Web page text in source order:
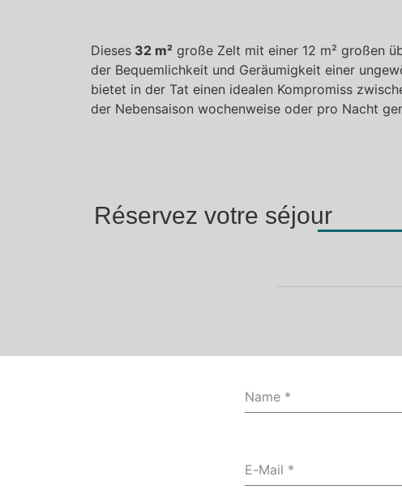
Dieses 32 m² große Zelt mit einer 12 m² großen
der Bequemlichkeit und Geräumigkeit einer
bietet in der Tat einen idealen Kompromiss
der Nebensaison wochenweise oder pro Nacht
Réservez votre séjour
Name *
E-Mail *